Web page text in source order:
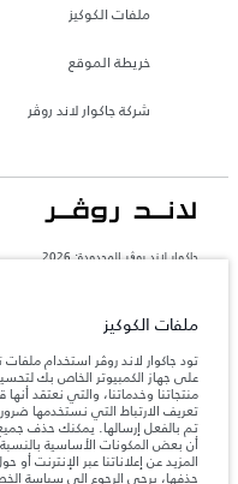
ملفات الكوكيز
خريطة الموقع
شركة جاكوار لاند روڤر
جاكوار لاند روڨر المحدودة: 2026
تعكس الأوزان المذكورة مواصفات
العناصر المثبتة بعد نقطة التصنيع في
والحمولة.
المعلومات والمواصفات والأسعار
آخر، كما أنّها قد تتغير بدون إشعار
والتحقق من الأسعار.
ملاحظة مهمة حول الصور والمواصفات.
ملفات الكوكيز
تود جاكوار لاند روڤر استخدام
على جهاز الكمبيوتر الخاص بك
منتجاتنا وخدماتنا، والتي نعتقد
تعريف الارتباط التي نستخدمها
تم بالفعل إرسالها. يمكنك حذف
أن بعض المكونات الأساسية
المزيد عن إعلاناتنا عبر الإنترنت
حذفها، يرجى الرجوع إلى سياسة